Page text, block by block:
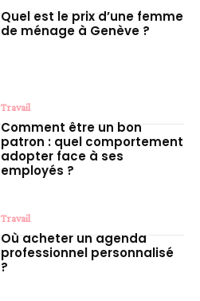
Quel est le prix d’une femme
de ménage à Genève ?
Travail
Comment être un bon
patron : quel comportement
adopter face à ses
employés ?
Travail
Où acheter un agenda
professionnel personnalisé
?